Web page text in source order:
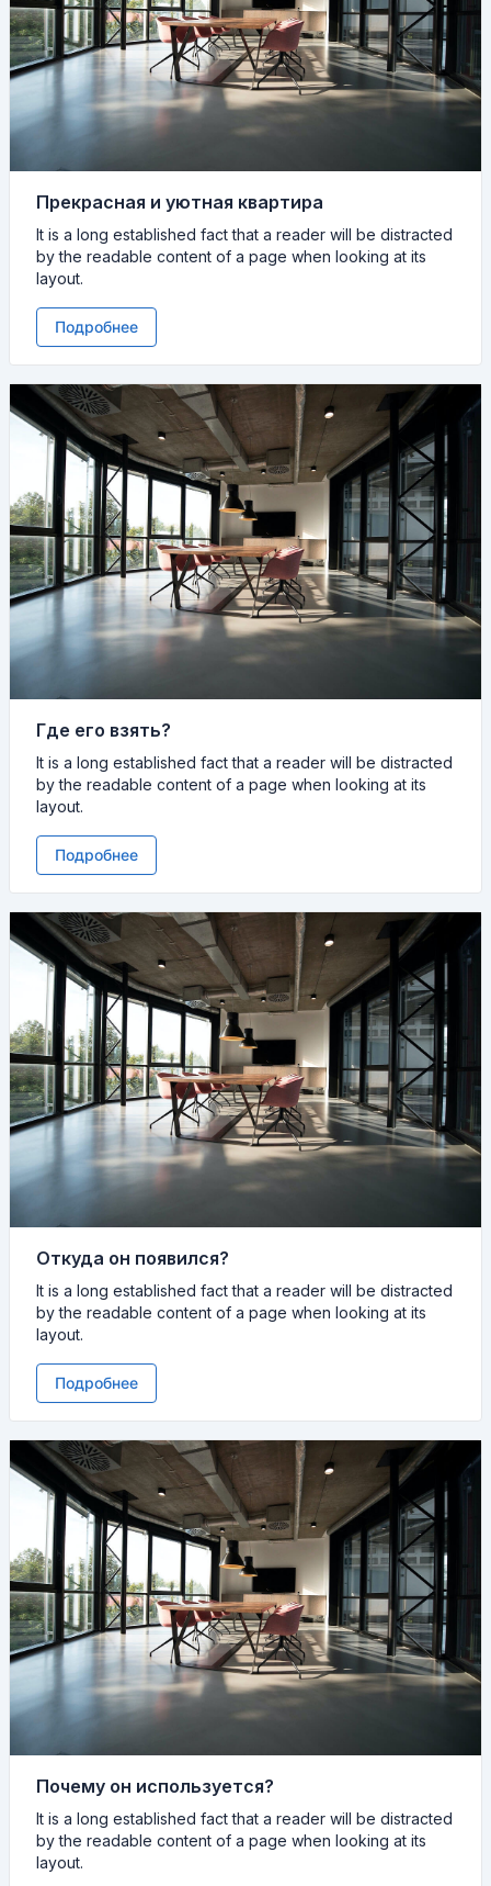
Прекрасная и уютная квартира
It is a long established fact that a reader will be distracted
by the readable content of a page when looking at its
layout.
Подробнее
Где его взять?
It is a long established fact that a reader will be distracted
by the readable content of a page when looking at its
layout.
Подробнее
Откуда он появился?
It is a long established fact that a reader will be distracted
by the readable content of a page when looking at its
layout.
Подробнее
Почему он используется?
It is a long established fact that a reader will be distracted
by the readable content of a page when looking at its
layout.